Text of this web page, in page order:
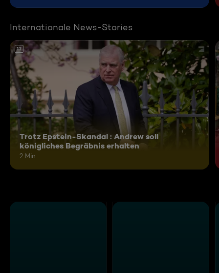
Internationale News-Stories
12
Trotz Epstein-Skandal : Andrew soll
königliches Begräbnis erhalten
2 Min.